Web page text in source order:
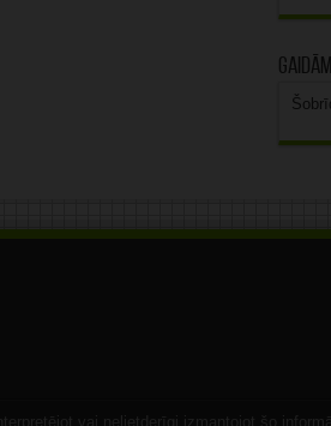
vai nelietderīgi izmantojot šo